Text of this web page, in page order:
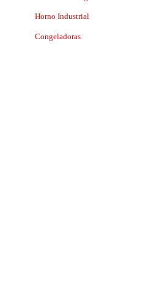
Horno Industrial
Congeladoras